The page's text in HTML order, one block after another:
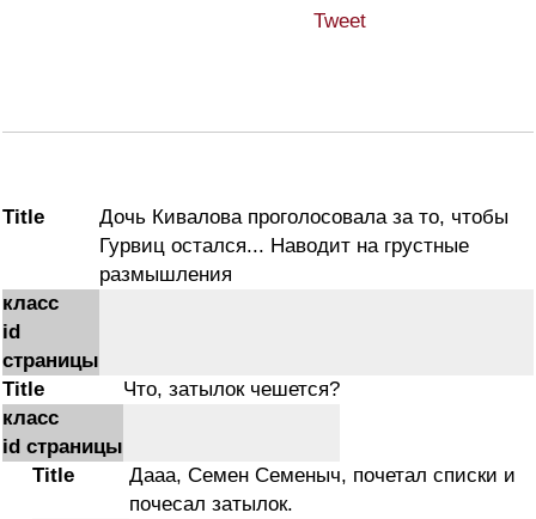
Tweet
Title
Дочь Кивалова проголосовала за то, чтобы
Гурвиц остался... Наводит на грустные
размышления
класс
id
страницы
Title
Что, затылок чешется?
класс
id страницы
Title
Дааа, Семен Семеныч, почетал списки и
почесал затылок.